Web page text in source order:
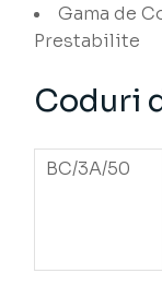
Gama de
Prestabilite
Coduri
BC/3A/50